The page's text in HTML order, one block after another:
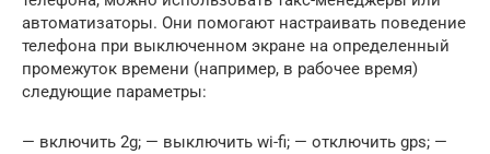
автоматизаторы. Они помогают настраивать поведение
телефона при выключенном экране на определенный
промежуток времени (например, в рабочее время)
следующие параметры:
— включить 2g; — выключить wi-fi; — отключить gps; —